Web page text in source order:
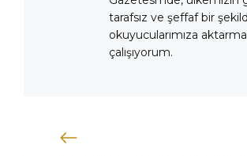
tarafsız ve şeffaf bir
okuyucularımıza
çalışıyorum.